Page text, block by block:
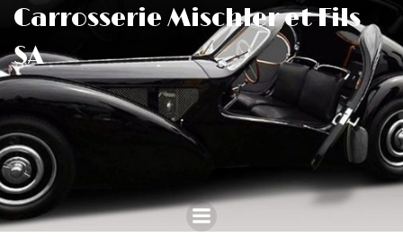
Aller
au
contenu
Carrosserie Mischler et Fils
SA